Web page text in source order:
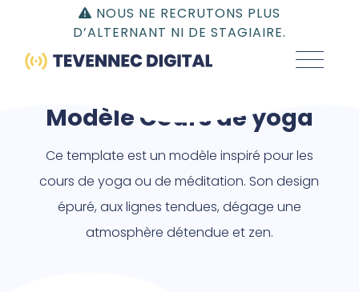
NOUS NE RECRUTONS PLUS
D’ALTERNANT NI DE STAGIAIRE.
Modèle Cours de yoga
Ce template est un modèle inspiré pour les
cours de yoga ou de méditation. Son design
épuré, aux lignes tendues, dégage une
atmosphère détendue et zen.
Gestion du consentement | TEVENNEC DIGITAL